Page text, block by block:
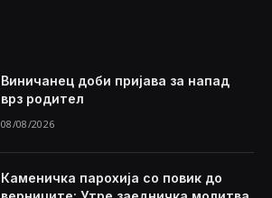
Виничанец доби пријава за напад
врз родител
08/08/2026
Каменичка парохија со повик до